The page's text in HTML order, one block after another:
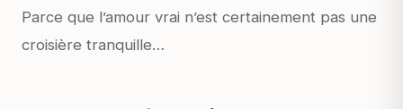
Parce que l’amour vrai n’est certainement pas une
croisière tranquille…